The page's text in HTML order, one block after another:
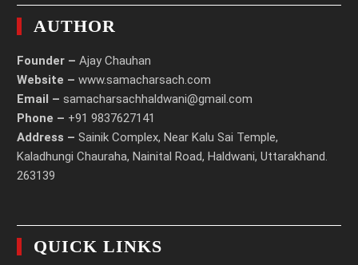
AUTHOR
Founder – Ajay Chauhan
Website – www.samacharsach.com
Email – samacharsachhaldwani@gmail.com
Phone – +91 9837627141
Address – Sainik Complex, Near Kalu Sai Temple,
Kaladhungi Chauraha, Nainital Road, Haldwani, Uttarakhand.
263139
QUICK LINKS